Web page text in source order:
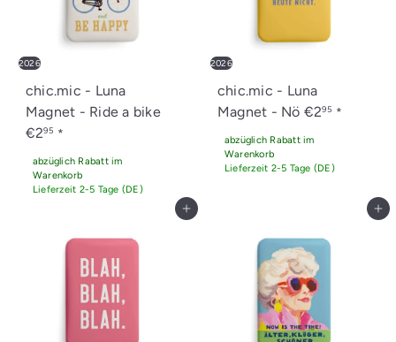
2026
chic.mic - Luna
Magnet - Ride a bike
€295 *
abzüglich Rabatt im
Warenkorb
Lieferzeit 2-5 Tage (DE)
2026
chic.mic - Luna
Magnet - Nö €295 *
abzüglich Rabatt im
Warenkorb
Lieferzeit 2-5 Tage (DE)
In den Einkaufswagen legen In den Einkaufswagen legen